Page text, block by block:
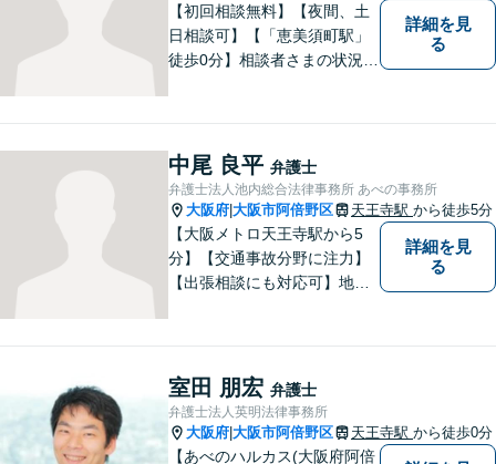
【初回相談無料】【夜間、土
日相談可】【「恵美須町駅」
徒歩0分】相談者さまの状況や
ラブルに直面した際には、一
人で悩まずに相談してくださ
い。
詳細を見
る
中尾 良平 弁護士
弁護士法人池内総合法律事務所 あべの事務所
大阪府 大阪市阿倍野区 天王寺駅 から徒歩5分
【大阪メトロ天王寺駅から5
分】【交通事故分野に注力】
【出張相談にも対応可】地元
幅広い法律サービスを提供い
たします。お気軽にご相談く
ださい。
詳細を見
る
室田 朋宏 弁護士
弁護士法人英明法律事務所
大阪府 大阪市阿倍野区 天王寺駅 から徒歩0分
【あべのハルカス(大阪府阿倍